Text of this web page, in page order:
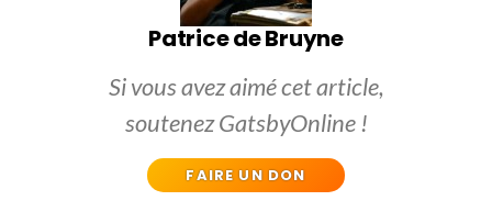
Patrice de Bruyne
Si vous avez aimé cet article,
soutenez GatsbyOnline !
FAIRE UN DON